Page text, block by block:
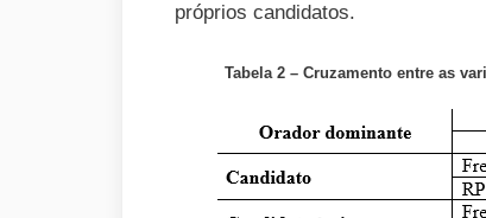
próprios candidatos.
Tabela 2 – Cruzamento entre as